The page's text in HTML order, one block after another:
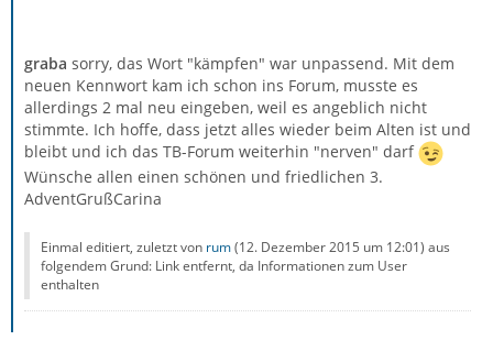
graba sorry, das Wort "kämpfen" war unpassend. Mit dem
neuen Kennwort kam ich schon ins Forum, musste es
allerdings 2 mal neu eingeben, weil es angeblich nicht
stimmte. Ich hoffe, dass jetzt alles wieder beim Alten ist und
bleibt und ich das TB-Forum weiterhin "nerven" darf
Wünsche allen einen schönen und friedlichen 3.
AdventGrußCarina
Einmal editiert, zuletzt von rum(12. Dezember 2015 um 12:01) aus
folgendem Grund: Link entfernt, da Informationen zum User
enthalten